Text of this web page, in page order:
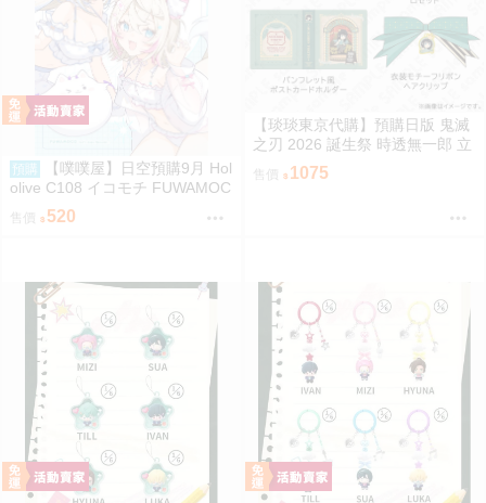
預購
【噗噗屋】日空預購9月 Hol
olive C108 イコモチ FUWAMOC
ODAYS6 fuwamoco
售價 520
【琰琰東京代購】預購日版 鬼滅
之刃 2026 誕生祭 時透無一郎 立
牌 明信片收藏冊 胸針 絲帶髮夾
售價 1075